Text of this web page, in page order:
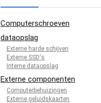
Computerschroeven
dataopslag
Externe harde schijven
Externe SSD's
Interne dataopslag
Externe componenten
Computerbehuizingen
Externe geluidskaarten